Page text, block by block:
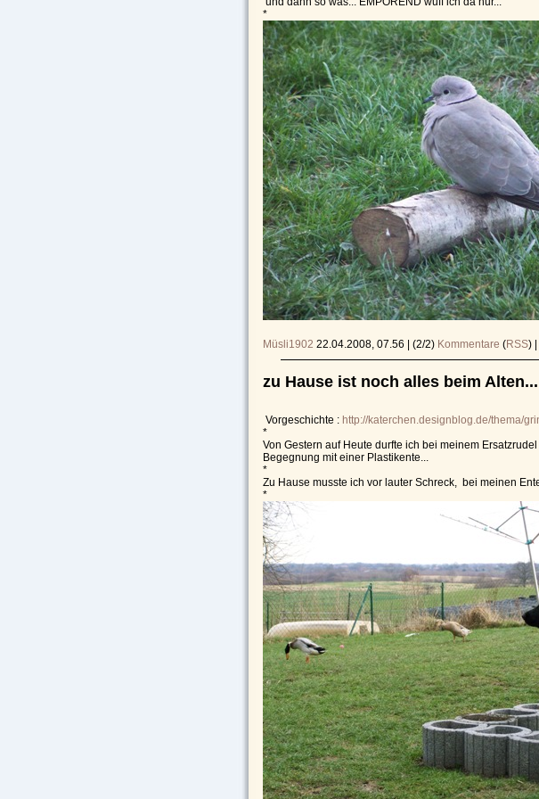
*
Müsli1902 22.04.2008, 07.56 | (2/2) Kommentare (RSS) |
zu Hause ist noch alles beim Alten...
Vorgeschichte : http://katerchen.designblog.de/thema/
*
Von Gestern auf Heute durfte ich bei meinem
Begegnung mit einer Plastikente...
*
Zu Hause musste ich vor lauter Schreck, bei meinen
*